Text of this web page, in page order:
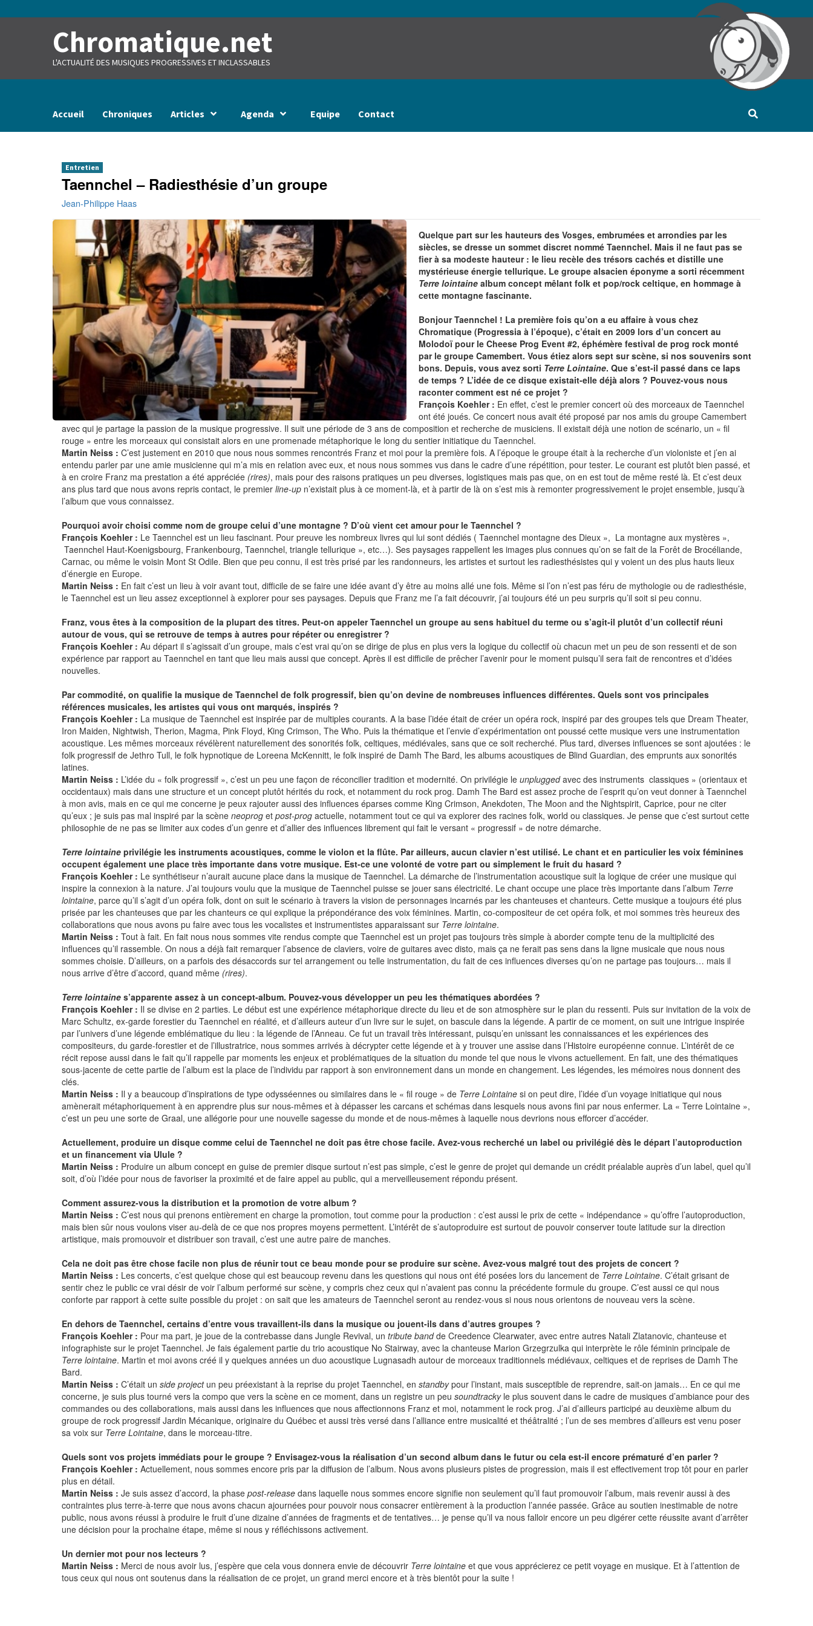
to
Chromatique.net
L'ACTUALITÉ DES MUSIQUES PROGRESSIVES ET INCLASSABLES
Accueil Chroniques Articles Agenda Equipe Contact
Entretien
Taennchel – Radiesthésie d’un groupe
Jean-Philippe Haas
Quelque part sur les hauteurs des Vosges, embrumées et arrondies par les
siècles, se dresse un sommet discret nommé Taennchel. Mais il ne faut pas se
fier à sa modeste hauteur : le lieu recèle des trésors cachés et distille une
mystérieuse énergie tellurique. Le groupe alsacien éponyme a sorti récemment
Terre lointaine album concept mêlant folk et pop/rock celtique, en hommage à
cette montagne fascinante.
Bonjour Taennchel ! La première fois qu’on a eu affaire à vous chez
Chromatique (Progressia à l’époque), c’était en 2009 lors d’un concert au
Molodoï pour le Cheese Prog Event #2, éphémère festival de prog rock monté
par le groupe Camembert. Vous étiez alors sept sur scène, si nos souvenirs sont
bons. Depuis, vous avez sorti Terre Lointaine. Que s’est-il passé dans ce laps
de temps ? L’idée de ce disque existait-elle déjà alors ? Pouvez-vous nous
raconter comment est né ce projet ?
François Koehler : En effet, c’est le premier concert où des morceaux de Taennchel
ont été joués. Ce concert nous avait été proposé par nos amis du groupe Camembert
avec qui je partage la passion de la musique progressive. Il suit une période de 3 ans de composition et recherche de musiciens. Il existait déjà une notion de scénario, un « fil
rouge » entre les morceaux qui consistait alors en une promenade métaphorique le long du sentier initiatique du Taennchel.
Martin Neiss : C’est justement en 2010 que nous nous sommes rencontrés Franz et moi pour la première fois. A l’époque le groupe était à la recherche d’un violoniste et j’en ai
entendu parler par une amie musicienne qui m’a mis en relation avec eux, et nous nous sommes vus dans le cadre d’une répétition, pour tester. Le courant est plutôt bien passé, et
à en croire Franz ma prestation a été appréciée (rires), mais pour des raisons pratiques un peu diverses, logistiques mais pas que, on en est tout de même resté là. Et c’est deux
ans plus tard que nous avons repris contact, le premier line-up n’existait plus à ce moment-là, et à partir de là on s’est mis à remonter progressivement le projet ensemble, jusqu’à
l’album que vous connaissez.
Pourquoi avoir choisi comme nom de groupe celui d’une montagne ? D’où vient cet amour pour le Taennchel ?
François Koehler : Le Taennchel est un lieu fascinant. Pour preuve les nombreux livres qui lui sont dédiés ( Taennchel montagne des Dieux », La montagne aux mystères »,
Taennchel Haut-Koenigsbourg, Frankenbourg, Taennchel, triangle tellurique », etc…). Ses paysages rappellent les images plus connues qu’on se fait de la Forêt de Brocéliande,
Carnac, ou même le voisin Mont St Odile. Bien que peu connu, il est très prisé par les randonneurs, les artistes et surtout les radiesthésistes qui y voient un des plus hauts lieux
d’énergie en Europe.
Martin Neiss : En fait c’est un lieu à voir avant tout, difficile de se faire une idée avant d’y être au moins allé une fois. Même si l’on n’est pas féru de mythologie ou de radiesthésie,
le Taennchel est un lieu assez exceptionnel à explorer pour ses paysages. Depuis que Franz me l’a fait découvrir, j’ai toujours été un peu surpris qu’il soit si peu connu.
Franz, vous êtes à la composition de la plupart des titres. Peut-on appeler Taennchel un groupe au sens habituel du terme ou s’agit-il plutôt d’un collectif réuni
autour de vous, qui se retrouve de temps à autres pour répéter ou enregistrer ?
François Koehler : Au départ il s’agissait d’un groupe, mais c’est vrai qu’on se dirige de plus en plus vers la logique du collectif où chacun met un peu de son ressenti et de son
expérience par rapport au Taennchel en tant que lieu mais aussi que concept. Après il est difficile de prêcher l’avenir pour le moment puisqu’il sera fait de rencontres et d’idées
nouvelles.
Par commodité, on qualifie la musique de Taennchel de folk progressif, bien qu’on devine de nombreuses influences différentes. Quels sont vos principales
références musicales, les artistes qui vous ont marqués, inspirés ?
François Koehler : La musique de Taennchel est inspirée par de multiples courants. A la base l’idée était de créer un opéra rock, inspiré par des groupes tels que Dream Theater,
Iron Maiden, Nightwish, Therion, Magma, Pink Floyd, King Crimson, The Who. Puis la thématique et l’envie d’expérimentation ont poussé cette musique vers une instrumentation
acoustique. Les mêmes morceaux révélèrent naturellement des sonorités folk, celtiques, médiévales, sans que ce soit recherché. Plus tard, diverses influences se sont ajoutées : le
folk progressif de Jethro Tull, le folk hypnotique de Loreena McKennitt, le folk inspiré de Damh The Bard, les albums acoustiques de Blind Guardian, des emprunts aux sonorités
latines.
Martin Neiss : L’idée du « folk progressif », c’est un peu une façon de réconcilier tradition et modernité. On privilégie le unpluggedavec des instruments classiques » (orientaux et
occidentaux) mais dans une structure et un concept plutôt hérités du rock, et notamment du rock prog. Damh The Bard est assez proche de l’esprit qu’on veut donner à Taennchel
à mon avis, mais en ce qui me concerne je peux rajouter aussi des influences éparses comme King Crimson, Anekdoten, The Moon and the Nightspirit, Caprice, pour ne citer
qu’eux ; je suis pas mal inspiré par la scène neoprog et post-prog actuelle, notamment tout ce qui va explorer des racines folk, world ou classiques. Je pense que c’est surtout cette
philosophie de ne pas se limiter aux codes d’un genre et d’allier des influences librement qui fait le versant « progressif » de notre démarche.
Terre lointaine privilégie les instruments acoustiques, comme le violon et la flûte. Par ailleurs, aucun clavier n’est utilisé. Le chant et en particulier les voix féminines
occupent également une place très importante dans votre musique. Est-ce une volonté de votre part ou simplement le fruit du hasard ?
François Koehler : Le synthétiseur n’aurait aucune place dans la musique de Taennchel. La démarche de l’instrumentation acoustique suit la logique de créer une musique qui
inspire la connexion à la nature. J’ai toujours voulu que la musique de Taennchel puisse se jouer sans électricité. Le chant occupe une place très importante dans l’album Terre
lointaine, parce qu’il s’agit d’un opéra folk, dont on suit le scénario à travers la vision de personnages incarnés par les chanteuses et chanteurs. Cette musique a toujours été plus
prisée par les chanteuses que par les chanteurs ce qui explique la prépondérance des voix féminines. Martin, co-compositeur de cet opéra folk, et moi sommes très heureux des
collaborations que nous avons pu faire avec tous les vocalistes et instrumentistes apparaissant sur Terre lointaine.
Martin Neiss : Tout à fait. En fait nous nous sommes vite rendus compte que Taennchel est un projet pas toujours très simple à aborder compte tenu de la multiplicité des
influences qu’il rassemble. On nous a déjà fait remarquer l’absence de claviers, voire de guitares avec disto, mais ça ne ferait pas sens dans la ligne musicale que nous nous
sommes choisie. D’ailleurs, on a parfois des désaccords sur tel arrangement ou telle instrumentation, du fait de ces influences diverses qu’on ne partage pas toujours… mais il
nous arrive d’être d’accord, quand même (rires).
Terre lointaine s’apparente assez à un concept-album. Pouvez-vous développer un peu les thématiques abordées ?
François Koehler : Il se divise en 2 parties. Le début est une expérience métaphorique directe du lieu et de son atmosphère sur le plan du ressenti. Puis sur invitation de la voix de
Marc Schultz, ex-garde forestier du Taennchel en réalité, et d’ailleurs auteur d’un livre sur le sujet, on bascule dans la légende. A partir de ce moment, on suit une intrigue inspirée
par l’univers d’une légende emblématique du lieu : la légende de l’Anneau. Ce fut un travail très intéressant, puisqu’en unissant les connaissances et les expériences des
compositeurs, du garde-forestier et de l’illustratrice, nous sommes arrivés à décrypter cette légende et à y trouver une assise dans l’Histoire européenne connue. L’intérêt de ce
récit repose aussi dans le fait qu’il rappelle par moments les enjeux et problématiques de la situation du monde tel que nous le vivons actuellement. En fait, une des thématiques
sous-jacente de cette partie de l’album est la place de l’individu par rapport à son environnement dans un monde en changement. Les légendes, les mémoires nous donnent des
clés.
Martin Neiss : Il y a beaucoup d’inspirations de type odysséennes ou similaires dans le « fil rouge » de Terre Lointaine si on peut dire, l’idée d’un voyage initiatique qui nous
amènerait métaphoriquement à en apprendre plus sur nous-mêmes et à dépasser les carcans et schémas dans lesquels nous avons fini par nous enfermer. La « Terre Lointaine »,
c’est un peu une sorte de Graal, une allégorie pour une nouvelle sagesse du monde et de nous-mêmes à laquelle nous devrions nous efforcer d’accéder.
Actuellement, produire un disque comme celui de Taennchel ne doit pas être chose facile. Avez-vous recherché un label ou privilégié dès le départ l’autoproduction
et un financement via Ulule ?
Martin Neiss : Produire un album concept en guise de premier disque surtout n’est pas simple, c’est le genre de projet qui demande un crédit préalable auprès d’un label, quel qu’il
soit, d’où l’idée pour nous de favoriser la proximité et de faire appel au public, qui a merveilleusement répondu présent.
Comment assurez-vous la distribution et la promotion de votre album ?
Martin Neiss : C’est nous qui prenons entièrement en charge la promotion, tout comme pour la production : c’est aussi le prix de cette « indépendance » qu’offre l’autoproduction,
mais bien sûr nous voulons viser au-delà de ce que nos propres moyens permettent. L’intérêt de s’autoproduire est surtout de pouvoir conserver toute latitude sur la direction
artistique, mais promouvoir et distribuer son travail, c’est une autre paire de manches.
Cela ne doit pas être chose facile non plus de réunir tout ce beau monde pour se produire sur scène. Avez-vous malgré tout des projets de concert ?
Martin Neiss : Les concerts, c’est quelque chose qui est beaucoup revenu dans les questions qui nous ont été posées lors du lancement de Terre Lointaine. C’était grisant de
sentir chez le public ce vrai désir de voir l’album performé sur scène, y compris chez ceux qui n’avaient pas connu la précédente formule du groupe. C’est aussi ce qui nous
conforte par rapport à cette suite possible du projet : on sait que les amateurs de Taennchel seront au rendez-vous si nous nous orientons de nouveau vers la scène.
En dehors de Taennchel, certains d’entre vous travaillent-ils dans la musique ou jouent-ils dans d’autres groupes ?
François Koehler : Pour ma part, je joue de la contrebasse dans Jungle Revival, un tribute bandde Creedence Clearwater, avec entre autres Natali Zlatanovic, chanteuse et
infographiste sur le projet Taennchel. Je fais également partie du trio acoustique No Stairway, avec la chanteuse Marion Grzegrzulka qui interprète le rôle féminin principale de
Terre lointaine. Martin et moi avons créé il y quelques années un duo acoustique Lugnasadh autour de morceaux traditionnels médiévaux, celtiques et de reprises de Damh The
Bard.
Martin Neiss : C’était un side projectun peu préexistant à la reprise du projet Taennchel, en standbypour l’instant, mais susceptible de reprendre, sait-on jamais… En ce qui me
concerne, je suis plus tourné vers la compo que vers la scène en ce moment, dans un registre un peu soundtrackyle plus souvent dans le cadre de musiques d’ambiance pour des
commandes ou des collaborations, mais aussi dans les influences que nous affectionnons Franz et moi, notamment le rock prog. J’ai d’ailleurs participé au deuxième album du
groupe de rock progressif Jardin Mécanique, originaire du Québec et aussi très versé dans l’alliance entre musicalité et théâtralité ; l’un de ses membres d’ailleurs est venu poser
sa voix sur Terre Lointaine, dans le morceau-titre.
Quels sont vos projets immédiats pour le groupe ? Envisagez-vous la réalisation d’un second album dans le futur ou cela est-il encore prématuré d’en parler ?
François Koehler : Actuellement, nous sommes encore pris par la diffusion de l’album. Nous avons plusieurs pistes de progression, mais il est effectivement trop tôt pour en parler
plus en détail.
Martin Neiss : Je suis assez d’accord, la phase post-release dans laquelle nous sommes encore signifie non seulement qu’il faut promouvoir l’album, mais revenir aussi à des
contraintes plus terre-à-terre que nous avons chacun ajournées pour pouvoir nous consacrer entièrement à la production l’année passée. Grâce au soutien inestimable de notre
public, nous avons réussi à produire le fruit d’une dizaine d’années de fragments et de tentatives… je pense qu’il va nous falloir encore un peu digérer cette réussite avant d’arrêter
une décision pour la prochaine étape, même si nous y réfléchissons activement.
Un dernier mot pour nos lecteurs ?
Martin Neiss : Merci de nous avoir lus, j’espère que cela vous donnera envie de découvrir Terre lointaine et que vous apprécierez ce petit voyage en musique. Et à l’attention de
tous ceux qui nous ont soutenus dans la réalisation de ce projet, un grand merci encore et à très bientôt pour la suite !